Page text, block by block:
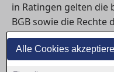
Alle Cookies
in Ratingen gelten die
BGB sowie die
wohnungoder ein
möchte, sollte daher